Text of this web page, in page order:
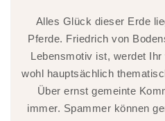
Alles Glück dieser Erde
Pferde. Friedrich von
Lebensmotiv ist, werdet
wohl hauptsächlich
Über ernst gemeinte
immer. Spammer können